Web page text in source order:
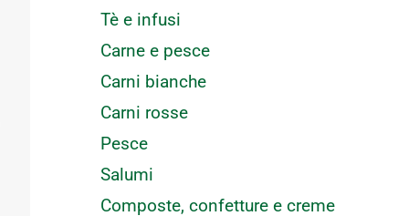
Tè e infusi
Carne e pesce
Carni bianche
Carni rosse
Pesce
Salumi
Composte, confetture e creme